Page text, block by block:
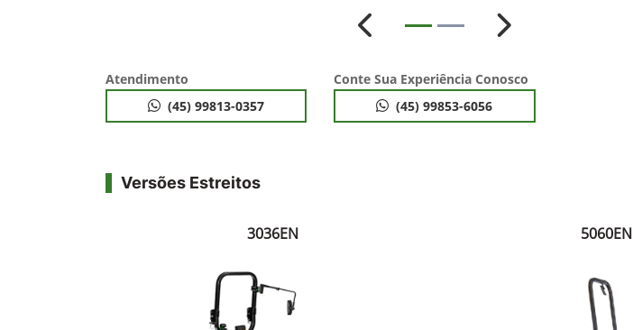
Anterior Próximo
Atendimento
(45) 99813-0357
Conte Sua Experiência Conosco
(45) 99853-6056
Versões Estreitos
3036EN 5060EN